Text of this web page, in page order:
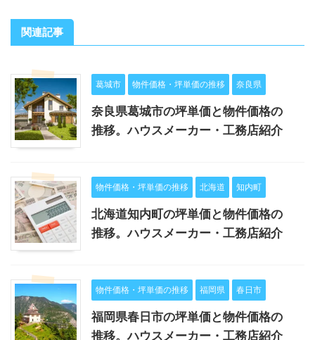
関連記事
葛城市 物件価格・坪単価の推移 奈良県
奈良県葛城市の坪単価と物件価格の
推移。ハウスメーカー・工務店紹介
物件価格・坪単価の推移 北海道 知内町
北海道知内町の坪単価と物件価格の
推移。ハウスメーカー・工務店紹介
物件価格・坪単価の推移 福岡県 春日市
福岡県春日市の坪単価と物件価格の
推移。ハウスメーカー・工務店紹介